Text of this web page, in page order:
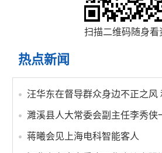
扫描二维码随身看
热点新闻
蒋曦会见上海电科智能客人